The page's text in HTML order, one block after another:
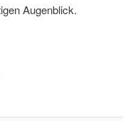
Augenblick.